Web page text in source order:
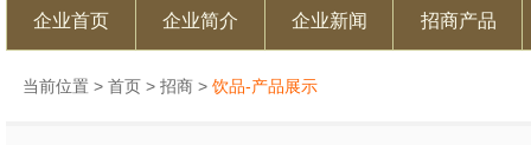
企业首页 企业简介 企业新闻 招商产品
当前位置 > 首页 > 招商 > 饮品-产品展示